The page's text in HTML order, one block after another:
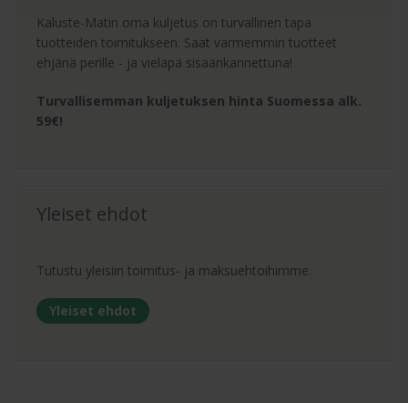
Kaluste-Matin oma kuljetus on turvallinen tapa
tuotteiden toimitukseen. Saat varmemmin tuotteet
ehjänä perille - ja vieläpä sisäänkannettuna!
Turvallisemman kuljetuksen hinta Suomessa alk.
59€!
Yleiset ehdot
Tutustu yleisiin toimitus- ja maksuehtoihimme.
Yleiset ehdot